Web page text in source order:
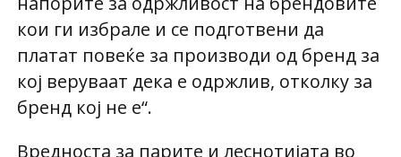
кои ги избрале и се подготвени да
платат повеќе за производи од бренд за
кој веруваат дека е одржлив, отколку за
бренд кој не е“.
Вредноста за парите и леснотијата во